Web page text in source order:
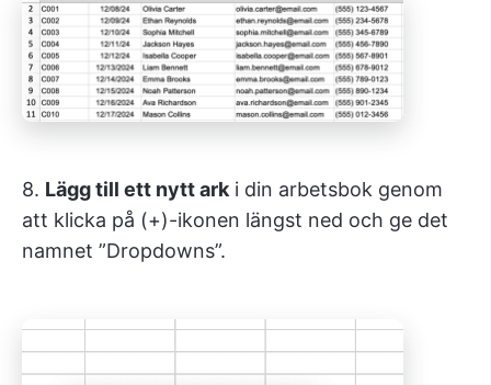
8. Lägg till ett nytt arki din arbetsbok genom
att klicka på (+)-ikonen längst ned och ge det
namnet ”Dropdowns”.